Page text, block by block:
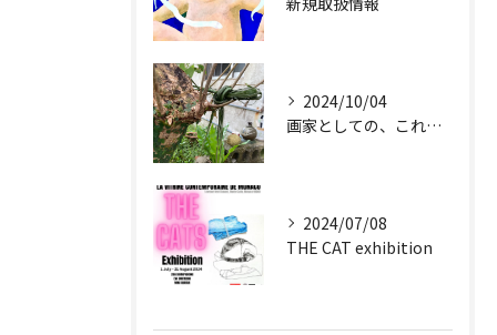
2024/10/04
画家としての、これからのサスティナブル
2024/07/08
THE CAT exhibition